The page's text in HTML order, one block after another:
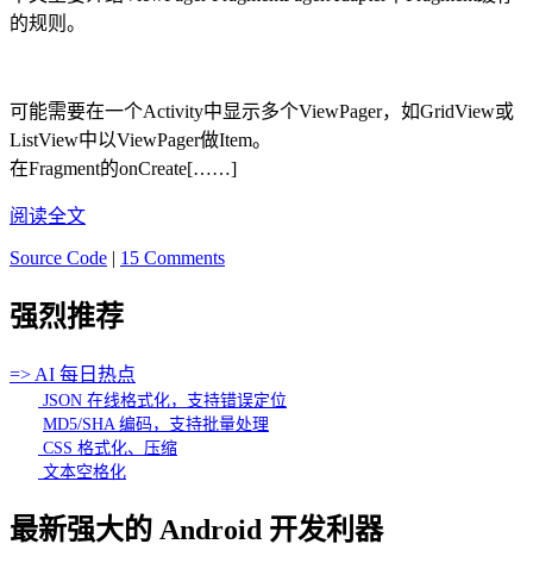
的规则。
可能需要在一个Activity中显示多个ViewPager，如GridView或
ListView中以ViewPager做Item。
在Fragment的onCreate[……]
阅读全文
Source Code | 15 Comments
强烈推荐
=> AI 每日热点
JSON 在线格式化，支持错误定位
MD5/SHA 编码，支持批量处理
CSS 格式化、压缩
文本空格化
最新强大的 Android 开发利器